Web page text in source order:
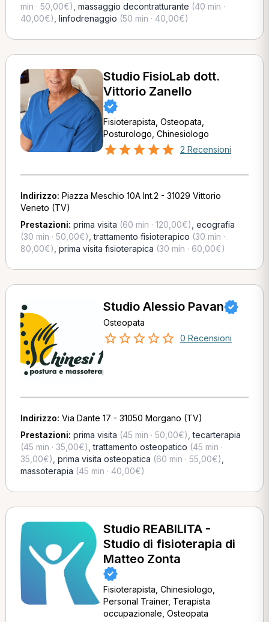
min · 50,00€) massaggio decontratturante (40 min ·
40,00€) linfodrenaggio (50 min · 40,00€)
Studio FisioLab dott.
Vittorio Zanello
Fisioterapista, Osteopata,
Posturologo, Chinesiologo
2 Recensioni
Indirizzo: Piazza Meschio 10A Int.2 - 31029 Vittorio
Veneto (TV)
Prestazioni: prima visita (60 min · 120,00€) ecografia
(30 min · 50,00€) ,trattamento fisioterapico (30 min ·
80,00€) prima visita fisioterapica (30 min · 60,00€)
Studio Alessio Pavan
Osteopata
0 Recensioni
Indirizzo: Via Dante 17 - 31050 Morgano (TV)
Prestazioni: prima visita (45 min · 50,00€) ,tecarterapia
(45 min · 35,00€) ,trattamento osteopatico (45 min ·
35,00€) prima visita osteopatica (60 min · 55,00€)
massoterapia (45 min · 40,00€)
Studio REABILITA -
Studio di fisioterapia di
Matteo Zonta
Fisioterapista, Chinesiologo,
Personal Trainer, Terapista
occupazionale, Osteopata